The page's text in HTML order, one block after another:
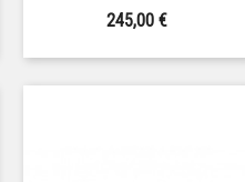
Prix
245,00 €